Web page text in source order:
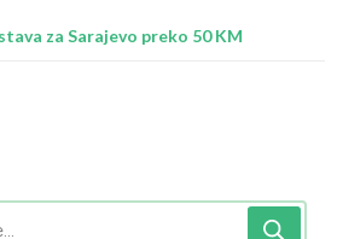
za Sarajevo preko 50 KM